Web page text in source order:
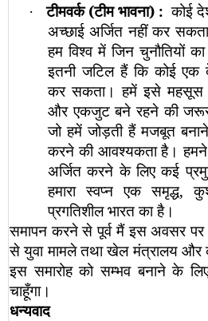
· टीमवर्क (टीम भावना) : कोई
अच्छाई अर्जित नहीं कर
हम विश्व में जिन चुनौतियों
इतनी जटिल हैं कि कोई एक
कर सकता। हमें इसे महसूस
और एकजुट बने रहने की
जो हमें जोड़ती हैं मजबूत
करने की आवश्यकता है। हमने
अर्जित करने के लिए कई
हमारा स्वप्न एक समृद्ध,
प्रगतिशील भारत का है।
समापन करने से पूर्व मैं इस अवसर
से युवा मामले तथा खेल मंत्रालय और
इस समारोह को सम्भव बनाने के
चाहूँगा।
धन्यवाद